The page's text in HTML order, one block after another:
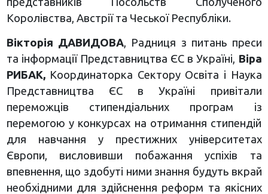
Королівства, Австрії та Чеської Республіки.
Вікторія ДАВИДОВА, Радниця з питань преси
та інформації Представництва ЄС в Україні, Віра
РИБАК,Координаторка Сектору Освіта і Наука
Представництва ЄС в Україні привітали
переможців стипендіальних програм із
перемогою у конкурсах на отримання стипендій
для навчання у престижних університетах
Європи, висловивши побажання успіхів та
впевнення, що здобуті ними знання будуть вкрай
необхідними для здійснення реформ та якісних